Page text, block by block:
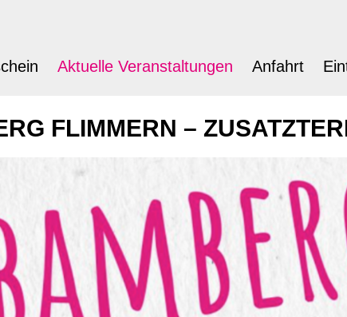
Aktuelle Veranstaltungen Anfahrt
FLIMMERN –